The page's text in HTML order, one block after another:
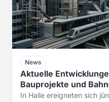
News
Aktuelle
Bauprojekte und
In Halle ereigneten sich